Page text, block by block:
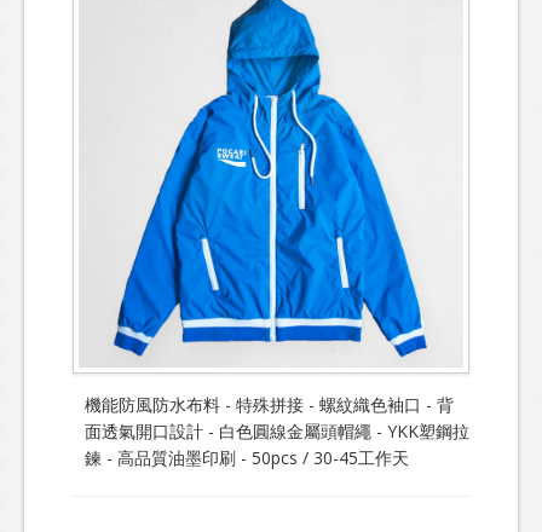
機能防風防水布料 - 特殊拼接 - 螺紋織色袖口 - 背
面透氣開口設計 - 白色圓線金屬頭帽繩 - YKK塑鋼拉
鍊 - 高品質油墨印刷 - 50pcs / 30-45工作天